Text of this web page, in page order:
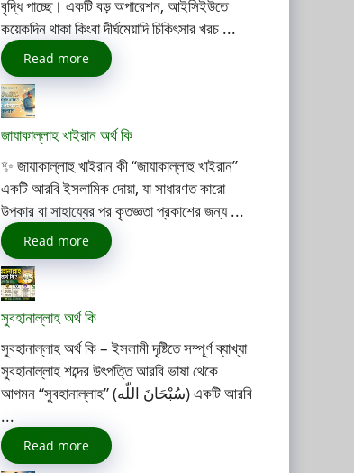
বৃদ্ধি পাচ্ছে। একটি বড় অপারেশন, আইসিইউতে
কয়েকদিন থাকা কিংবা দীর্ঘমেয়াদি চিকিৎসার খরচ ...
Read more
জাযাকাল্লাহ খাইরান অর্থ কি
✨ জাযাকাল্লাহু খাইরান কী “জাযাকাল্লাহু খাইরান”
একটি আরবি ইসলামিক দোয়া, যা সাধারণত কারো
উপকার বা সাহায্যের পর কৃতজ্ঞতা প্রকাশের জন্য ...
Read more
সুবহানাল্লাহ অর্থ কি
সুবহানাল্লাহ অর্থ কি – ইসলামী দৃষ্টিতে সম্পূর্ণ ব্যাখ্যা
সুবহানাল্লাহ শব্দের উৎপত্তি আরবি ভাষা থেকে
আগমন “সুবহানাল্লাহ” (سُبْحَانَ اللّٰه) একটি আরবি
...
Read more